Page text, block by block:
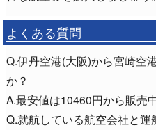
よくある質問
Q.伊丹空港(大阪)から宮崎空
か？
A.最安値は10460円から販売中
Q.就航している航空会社と運